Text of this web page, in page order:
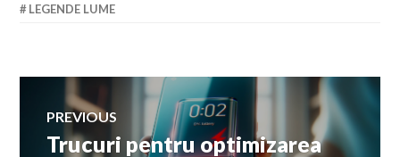
LEGENDE LUME
Navigare
PREVIOUS
Previous
Trucuri pentru optimizarea